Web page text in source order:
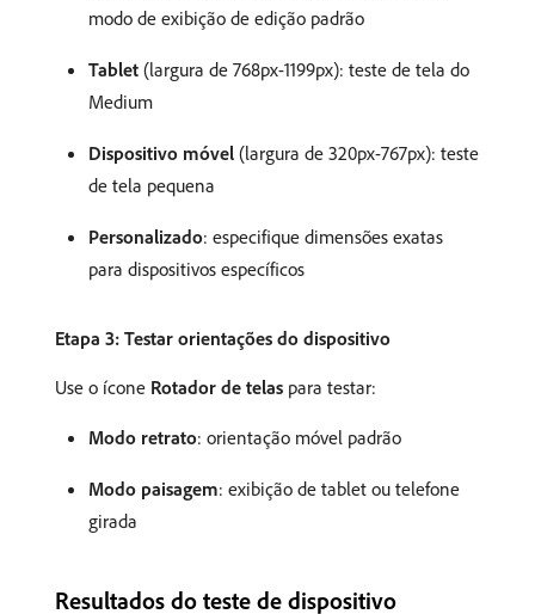
modo de exibição de edição padrão
Tablet (largura de 768px-1199px): teste de tela do
Medium
Dispositivo móvel (largura de 320px-767px): teste
de tela pequena
Personalizado: especifique dimensões exatas
para dispositivos específicos
Etapa 3: Testar orientações do dispositivo
Use o ícone Rotador de telas para testar:
Modo retrato: orientação móvel padrão
Modo paisagem: exibição de tablet ou telefone
girada
Resultados do teste de dispositivo